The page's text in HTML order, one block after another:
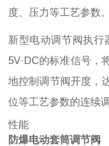
度、压力等工艺参数
新型电动调节阀执行
5V·DC的标准信号，
地控制调节阀开度，
位等工艺参数的连续调
性能
防爆电动套筒调节阀